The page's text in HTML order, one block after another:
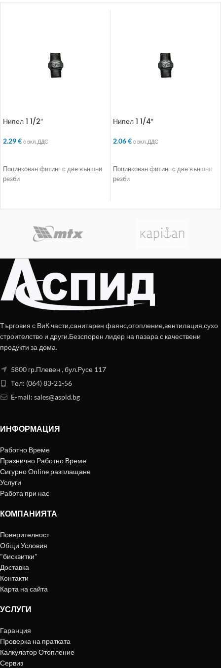
Нипел 1 1/2″
2.29€ с вкл. ДДС
Поцинкован фитинг с две външни
резби
Нипел 1 1/4″
2.06€ с вкл. ДДС
Поцинкован фитинг с две външни
резби
Търговия с ВиК части,санитарен фаянс,отопление,вентилация,сухо
строителство и други.Безспорен лидер на пазара с качествени
продукти за дома.
5800 гр.Плевен , бул.Русе 117
Тел: (064) 83-21-56
E-mail: sales@aspid.bg
ИНФОРМАЦИЯ
Работно Време
Празнично Работно Време
Сигурно Online разплащане
Услуги
Работа при нас
КОМПАНИЯТА
Поверителност
Общи Условия
"бисквитки"
Доставка
Контакти
Карта на сайта
УСЛУГИ
Гаранция
Проверка на пратката
Калкулатор Отопление
Сервиз